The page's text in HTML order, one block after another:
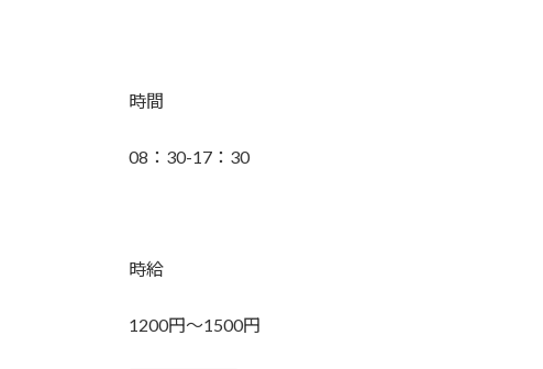
時間
08：30-17：30
時給
1200円～1500円